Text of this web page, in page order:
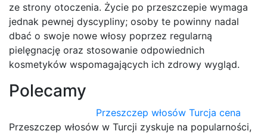
ze strony otoczenia. Życie po przeszczepie wymaga
jednak pewnej dyscypliny; osoby te powinny nadal
dbać o swoje nowe włosy poprzez regularną
pielęgnację oraz stosowanie odpowiednich
kosmetyków wspomagających ich zdrowy wygląd.
Polecamy
Przeszczep włosów Turcja cena
Przeszczep włosów w Turcji zyskuje na popularności,